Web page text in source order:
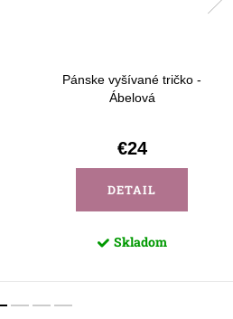
Pánske vyšívané tričko -
Ábelová
€24
DETAIL
Skladom